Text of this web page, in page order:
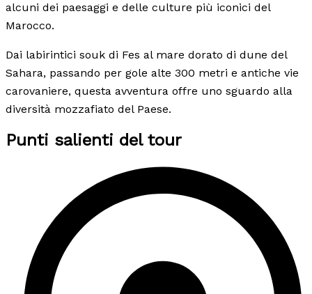
alcuni dei paesaggi e delle culture più iconici del
Marocco.
Dai labirintici souk di Fes al mare dorato di dune del
Sahara, passando per gole alte 300 metri e antiche vie
carovaniere, questa avventura offre uno sguardo alla
diversità mozzafiato del Paese.
Punti salienti del tour